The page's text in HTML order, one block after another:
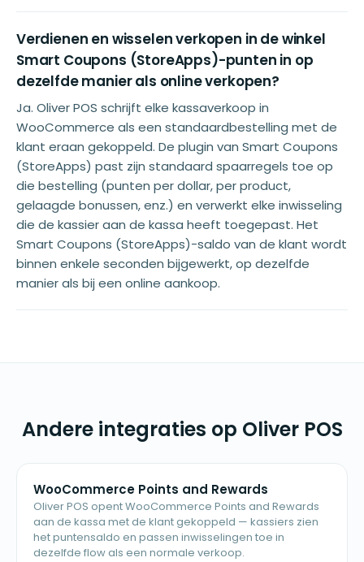
Verdienen en wisselen verkopen in de winkel
Smart Coupons (StoreApps)-punten in op
dezelfde manier als online verkopen?
Ja. Oliver POS schrijft elke kassaverkoop in
WooCommerce als een standaardbestelling met de
klant eraan gekoppeld. De plugin van Smart Coupons
(StoreApps) past zijn standaard spaarregels toe op
die bestelling (punten per dollar, per product,
gelaagde bonussen, enz.) en verwerkt elke inwisseling
die de kassier aan de kassa heeft toegepast. Het
Smart Coupons (StoreApps)-saldo van de klant wordt
binnen enkele seconden bijgewerkt, op dezelfde
manier als bij een online aankoop.
Andere integraties op Oliver POS
WooCommerce Points and Rewards
Oliver POS opent WooCommerce Points and Rewards
aan de kassa met de klant gekoppeld — kassiers zien
het puntensaldo en passen inwisselingen toe in
dezelfde flow als een normale verkoop.